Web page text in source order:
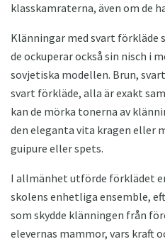
klasskamraterna, även om de
Klänningar med svart förkläde
de ockuperar också sin nisch i
sovjetiska modellen. Brun,
svart förkläde, alla är exakt
kan de mörka tonerna av
den eleganta vita kragen eller
guipure eller spets.
I allmänhet utförde förklädet
skolens enhetliga ensemble,
som skydde klänningen från
elevernas mammor, vars kraft